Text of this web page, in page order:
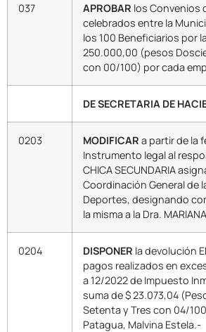
037 APROBAR los Convenios
celebrados entre la
los 100 Beneficiarios por
250.000,00 (pesos
con 00/100) por cada
DE SECRETARIA DE
0203 MODIFICAR a partir de la
Instrumento legal al
CHICA SECUNDARIA
Coordinación General de
Deportes, designando
la misma a la Dra.
0204 DISPONER la devolución
pagos realizados en
a 12/2022 de Impuesto
suma de $ 23.073,04
Setenta y Tres con 04/
Patagua, Malvina Estela.-